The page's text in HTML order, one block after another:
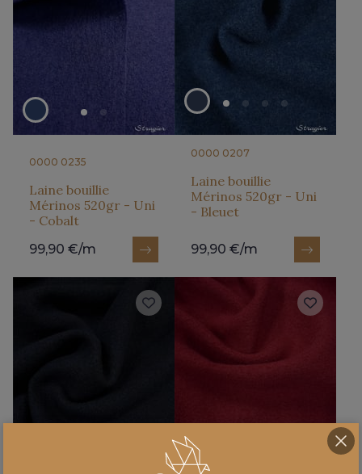
0000 0235
Laine bouillie
Mérinos 520gr - Uni
- Cobalt
99,90 €/m
0000 0207
Laine bouillie
Mérinos 520gr - Uni
- Bleuet
99,90 €/m